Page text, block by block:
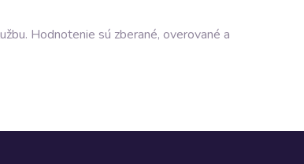
Hodnotenie sú zberané, overované a